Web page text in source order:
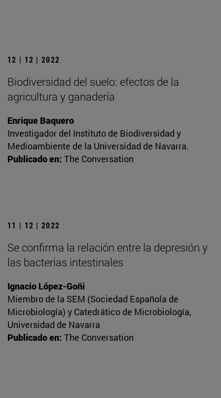
12 | 12 | 2022
Biodiversidad del suelo: efectos de la
agricultura y ganadería
Enrique Baquero
Investigador del Instituto de Biodiversidad y
Medioambiente de la Universidad de Navarra.
Publicado en: The Conversation
11 | 12 | 2022
Se confirma la relación entre la depresión y
las bacterias intestinales
Ignacio López-Goñi
Miembro de la SEM (Sociedad Española de
Microbiología) y Catedrático de Microbiología,
Universidad de Navarra
Publicado en: The Conversation